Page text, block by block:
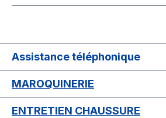
Assistance téléphonique
MAROQUINERIE
ENTRETIEN CHAUSSURE